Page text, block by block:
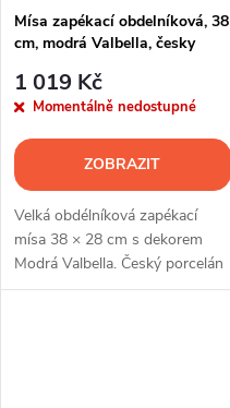
Mísa zapékací obdelníková, 38
cm, modrá Valbella, česky
1 019 Kč
Momentálně nedostupné
ZOBRAZIT
Velká obdélníková zapékací
mísa 38 × 28 cm s dekorem
Modrá Valbella. Český porcelán
G. Benedikt pro pečení,